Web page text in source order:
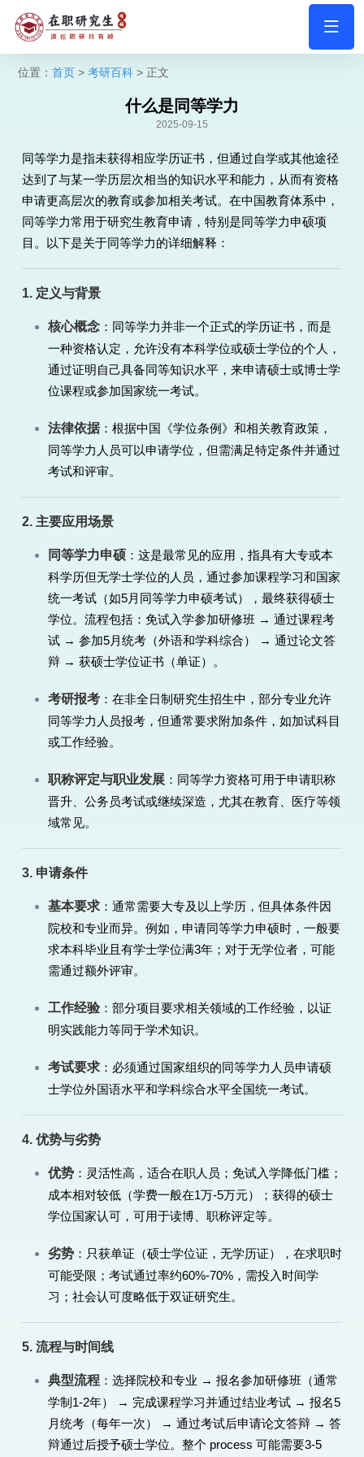
位置： 首页 > 考研百科 > 正文
什么是同等学力
2025-09-15
同等学力是指未获得相应学历证书，但通过自学或其他途径
达到了与某一学历层次相当的知识水平和能力，从而有资格
申请更高层次的教育或参加相关考试。在中国教育体系中，
同等学力常用于研究生教育申请，特别是同等学力申硕项
目。以下是关于同等学力的详细解释：
1. 定义与背景
核心概念 ：同等学力并非一个正式的学历证书，而是
一种资格认定，允许没有本科学位或硕士学位的个人，
通过证明自己具备同等知识水平，来申请硕士或博士学
位课程或参加国家统一考试。
法律依据：根据中国《学位条例》和相关教育政策，
同等学力人员可以申请学位，但需满足特定条件并通过
考试和评审。
2. 主要应用场景
同等学力申硕 ：这是最常见的应用，指具有大专或本
科学历但无学士学位的人员，通过参加课程学习和国家
统一考试（如5月同等学力申硕考试），最终获得硕士
学位。流程包括：免试入学参加研修班 → 通过课程考
试 → 参加5月统考（外语和学科综合） → 通过论文答
辩 → 获硕士学位证书（单证）。
考研报考 ：在非全日制研究生招生中，部分专业允许
同等学力人员报考，但通常要求附加条件，如加试科目
或工作经验。
职称评定与职业发展 ：同等学力资格可用于申请职称
晋升、公务员考试或继续深造，尤其在教育、医疗等领
域常见。
3. 申请条件
基本要求 ：通常需要大专及以上学历，但具体条件因
院校和专业而异。例如，申请同等学力申硕时，一般要
求本科毕业且有学士学位满3年；对于无学位者，可能
需通过额外评审。
工作经验 ：部分项目要求相关领域的工作经验，以证
明实践能力等同于学术知识。
考试要求 ：必须通过国家组织的同等学力人员申请硕
士学位外国语水平和学科综合水平全国统一考试。
4. 优势与劣势
优势 ：灵活性高，适合在职人员；免试入学降低门槛；
成本相对较低（学费一般在1万-5万元）；获得的硕士
学位国家认可，可用于读博、职称评定等。
劣势 ：只获单证（硕士学位证，无学历证），在求职时
可能受限；考试通过率约60%-70%，需投入时间学
习；社会认可度略低于双证研究生。
5. 流程与时间线
典型流程 ：选择院校和专业 → 报名参加研修班（通常
学制1-2年） → 完成课程学习并通过结业考试 → 报名5
月统考（每年一次） → 通过考试后申请论文答辩 → 答
辩通过后授予硕士学位。整个 process 可能需要3-5